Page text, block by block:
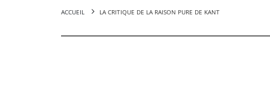
ACCUEIL LA CRITIQUE DE LA RAISON PURE DE KANT